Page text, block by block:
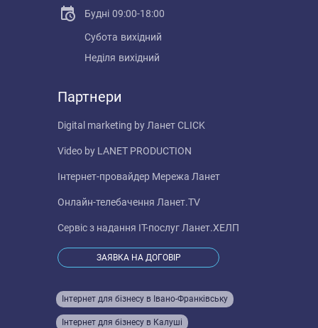
Інтернет для бізнесу в Івано-Франківську
Інтернет для бізнесу в Калуші
Будні 09:00-18:00
Субота вихідний
Неділя вихідний
Партнери
Digital marketing by Ланет CLICK
Video by LANET PRODUCTION
Інтернет-провайдер Мережа Ланет
Онлайн-телебачення Ланет.TV
Сервіс з надання IT-послуг Ланет.ХЕЛП
ЗАЯВКА НА ДОГОВІР